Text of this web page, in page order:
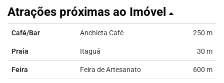
Atrações próximas ao Imóvel
Café/Bar Anchieta Café 250 m
Praia Itaguá 30 m
Feira Feira de Artesanato 600 m